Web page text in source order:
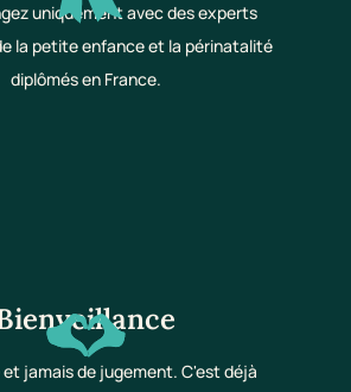
uniquement avec des experts
la petite enfance et la périnatalité
diplômés en France.
jamais de jugement. C'est déjà